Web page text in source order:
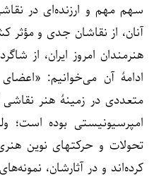
سهم مهم و ارزنده‌ای در
آنان، از نقاشان جدی و مؤثر
هنرمندان امروز ایران، از
ادامۀ آن می‌خوانیم:
متعددی در زمینۀ هنر نقاشی
امپرسیونیستی بوده است؛
تحولات و حرکتهای نوین
کرده‌اند و در آثارشان،